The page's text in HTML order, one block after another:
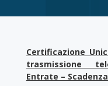
Certificazione
trasmissione
Entrate –